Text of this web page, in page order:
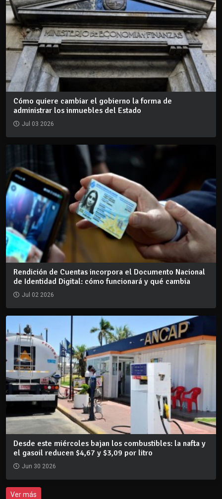
Cómo quiere cambiar el gobierno la forma de
administrar los inmuebles del Estado
Jul 03 2026
Rendición de Cuentas incorpora el Documento Nacional
de Identidad Digital: cómo funcionará y qué cambia
Jul 02 2026
Desde este miércoles bajan los combustibles: la nafta y
el gasoil reducen $4,67 y $3,09 por litro
Jun 30 2026
Ver más